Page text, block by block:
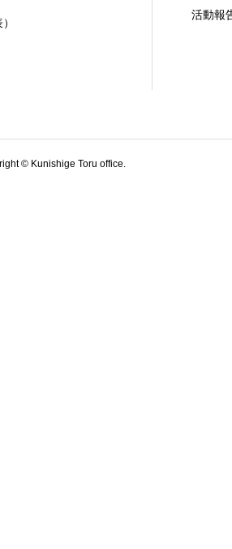
活動報
© Kunishige Toru office.